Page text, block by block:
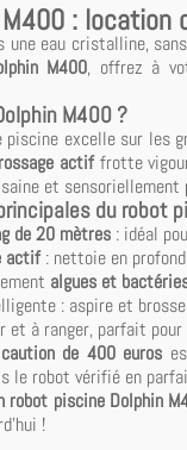
:
une eau cristalline,
M400, offrez à
M400 ?
piscine excelle sur les
actiffrotte
et sensoriellement
du robot
de 20 mètres : idéal
actif: nettoie en
algues et
: aspire et
et à ranger, parfait
de 400 euros
le robot vérifié en
robot piscine Dolphin
!